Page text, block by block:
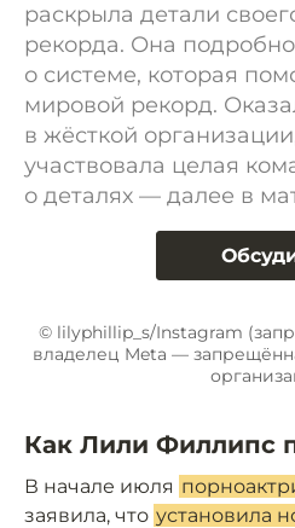
раскрыла детали
рекорда. Она подробно
о системе, которая
мировой рекорд.
в жёсткой
участвовала целая
о деталях — далее в
© lilyphillip_s/Instagram
владелец Meta —
Как Лили Филлипс
В начале июля
заявила, что установила